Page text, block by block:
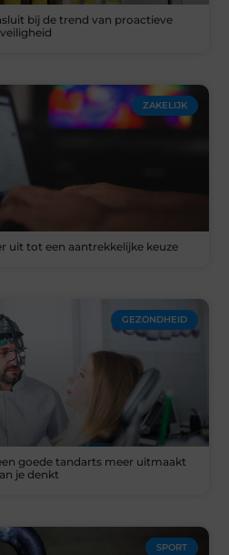
bij de trend van proactieve
veiligheid
ZAKELIJK
uit tot een aantrekkelijke keuze
GEZONDHEID
goede tandarts meer uitmaakt
je denkt
SPORT